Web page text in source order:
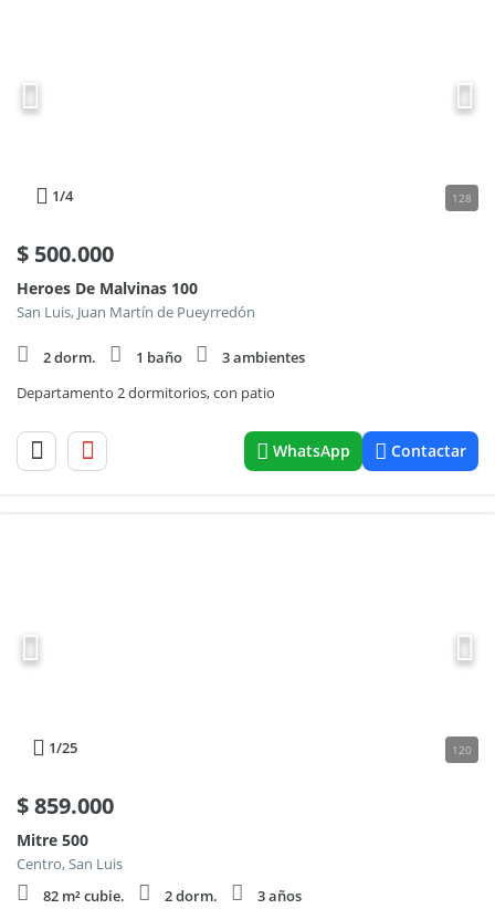
1/4 128
$ 500.000
Heroes De Malvinas 100
San Luis, Juan Martín de Pueyrredón
2 dorm. 1 baño
3 ambientes
Departamento 2 dormitorios, con patio
WhatsApp Contactar
1/25 120
$859.000
Mitre 500
Centro, San Luis
82 m² cubie.
2 dorm. 3 años